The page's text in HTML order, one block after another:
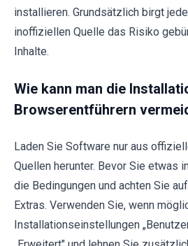
installieren. Grundsätzlich birgt
inoffiziellen Quelle das Risiko
Inhalte.
Wie kann man die
Browserentführern
Laden Sie Software nur aus
Quellen herunter. Bevor Sie etwas
die Bedingungen und achten Sie
Extras. Verwenden Sie, wenn
Installationseinstellungen